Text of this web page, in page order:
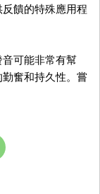
饋的特殊應用程
可能非常有幫
奮和持久性。嘗